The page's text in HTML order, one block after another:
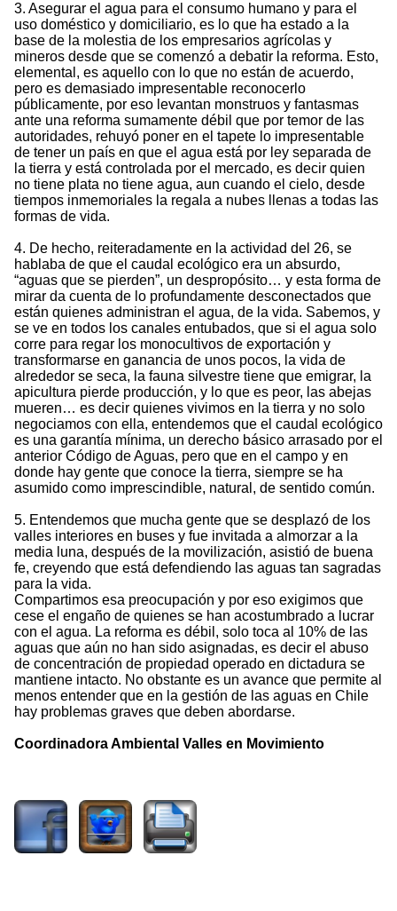
3. Asegurar el agua para el consumo humano y para el
uso doméstico y domiciliario, es lo que ha estado a la
base de la molestia de los empresarios agrícolas y
mineros desde que se comenzó a debatir la reforma. Esto,
elemental, es aquello con lo que no están de acuerdo,
pero es demasiado impresentable reconocerlo
públicamente, por eso levantan monstruos y fantasmas
ante una reforma sumamente débil que por temor de las
autoridades, rehuyó poner en el tapete lo impresentable
de tener un país en que el agua está por ley separada de
la tierra y está controlada por el mercado, es decir quien
no tiene plata no tiene agua, aun cuando el cielo, desde
tiempos inmemoriales la regala a nubes llenas a todas las
formas de vida.
4. De hecho, reiteradamente en la actividad del 26, se
hablaba de que el caudal ecológico era un absurdo,
“aguas que se pierden”, un despropósito… y esta forma de
mirar da cuenta de lo profundamente desconectados que
están quienes administran el agua, de la vida. Sabemos, y
se ve en todos los canales entubados, que si el agua solo
corre para regar los monocultivos de exportación y
transformarse en ganancia de unos pocos, la vida de
alrededor se seca, la fauna silvestre tiene que emigrar, la
apicultura pierde producción, y lo que es peor, las abejas
mueren… es decir quienes vivimos en la tierra y no solo
negociamos con ella, entendemos que el caudal ecológico
es una garantía mínima, un derecho básico arrasado por el
anterior Código de Aguas, pero que en el campo y en
donde hay gente que conoce la tierra, siempre se ha
asumido como imprescindible, natural, de sentido común.
5. Entendemos que mucha gente que se desplazó de los
valles interiores en buses y fue invitada a almorzar a la
media luna, después de la movilización, asistió de buena
fe, creyendo que está defendiendo las aguas tan sagradas
para la vida.
Compartimos esa preocupación y por eso exigimos que
cese el engaño de quienes se han acostumbrado a lucrar
con el agua. La reforma es débil, solo toca al 10% de las
aguas que aún no han sido asignadas, es decir el abuso
de concentración de propiedad operado en dictadura se
mantiene intacto. No obstante es un avance que permite al
menos entender que en la gestión de las aguas en Chile
hay problemas graves que deben abordarse.
Coordinadora Ambiental Valles en Movimiento